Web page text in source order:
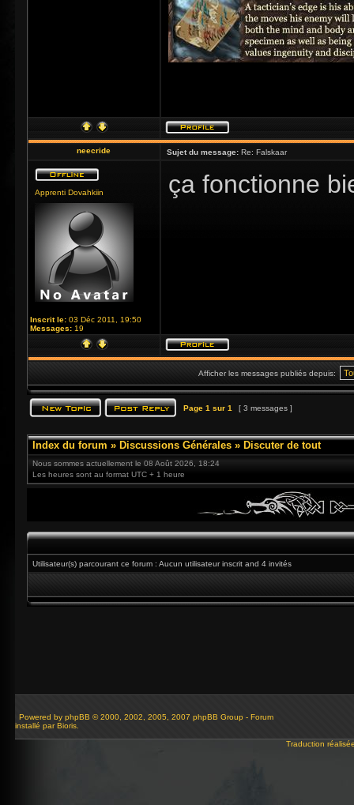
neecride Sujet du message: Re: Falskaar
Apprenti Dovahkiin
Inscrit le: 03 Déc 2011, 19:50
Messages: 19
ça fonctionne
Afficher les messages publiés depuis:
Page 1 sur 1 [ 3 messages ]
Index du forum » Discussions Générales » Discuter de tout
Nous sommes actuellement le 08 Août 2026, 18:24
Les heures sont au format UTC + 1 heure
Utilisateur(s) parcourant ce forum : Aucun utilisateur inscrit and 4 invités
Powered by phpBB © 2000, 2002, 2005, 2007 phpBB Group - Forum
installé par Bioris.
Traduction